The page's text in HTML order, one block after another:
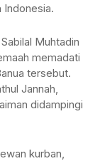
Indonesia.
Muhtadin
memadati
tersebut.
Jannah,
didampingi
kurban,